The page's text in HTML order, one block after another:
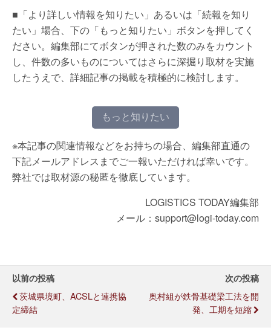
■「より詳しい情報を知りたい」あるいは「続報を知り
たい」場合、下の「もっと知りたい」ボタンを押してく
ださい。編集部にてボタンが押された数のみをカウント
し、件数の多いものについてはさらに深掘り取材を実施
したうえで、詳細記事の掲載を積極的に検討します。
もっと知りたい
※本記事の関連情報などをお持ちの場合、編集部直通の
下記メールアドレスまでご一報いただければ幸いです。
弊社では取材源の秘匿を徹底しています。
LOGISTICS TODAY編集部
メール：support@logi-today.com
以前の投稿
茨城県境町、ACSLと連携協
定締結
次の投稿
奥村組が鉄骨基礎梁工法を開
発、工期を短縮